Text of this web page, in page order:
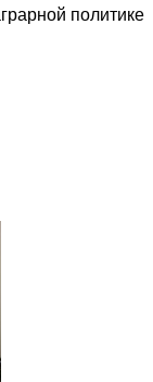
политике